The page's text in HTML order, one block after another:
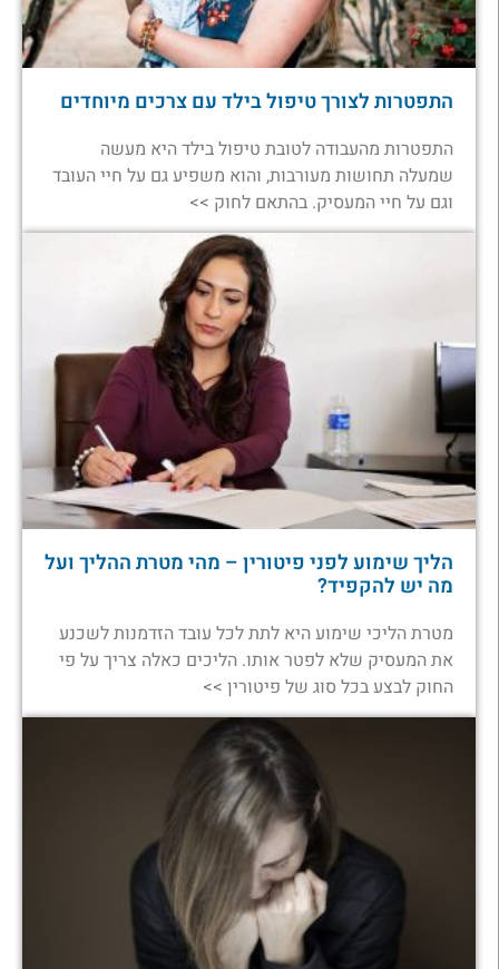
התפטרות לצורך טיפול בילד עם צרכים מיוחדים
התפטרות מהעבודה לטובת טיפול בילד היא מעשה
שמעלה תחושות מעורבות, והוא משפיע גם על חיי העובד
וגם על חיי המעסיק. בהתאם לחוק >>
הליך שימוע לפני פיטורין – מהי מטרת ההליך ועל
מה יש להקפיד?
מטרת הליכי שימוע היא לתת לכל עובד הזדמנות לשכנע
את המעסיק שלא לפטר אותו. הליכים כאלה צריך על פי
החוק לבצע בכל סוג של פיטורין >>